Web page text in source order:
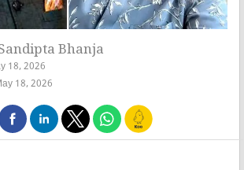
Bhanja
18, 2026
18, 2026